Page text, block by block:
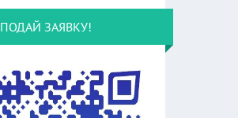
ПОДАЙ ЗАЯВКУ!